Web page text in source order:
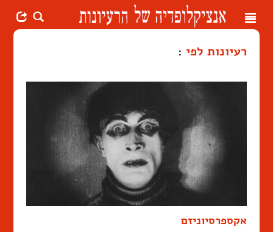
Toggle
רעיונות לפי :
אקספרסיוניזם